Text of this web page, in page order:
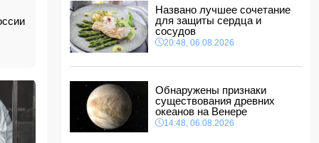
Владельцев квартир предупредили о
проверке систем отопления
11:16, 07.08.2026
утонувшего в канале молодого мужчины
11:08, 07.08.2026
Трамп подписал указ о запрете "родильного
туризма" в США
11:00, 07.08.2026
Названо лучшее сочетание
для защиты сердца и
сосудов
20:48, 06.08.2026
Обнаружены признаки
существования древних
океанов на Венере
14:48, 06.08.2026